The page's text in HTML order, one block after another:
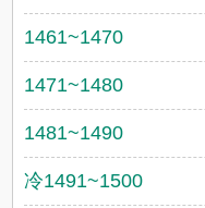
1461~1470
1471~1480
1481~1490
冷1491~1500